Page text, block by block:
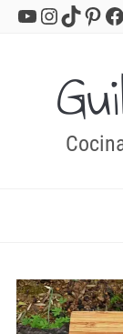
YouTube
TikTok